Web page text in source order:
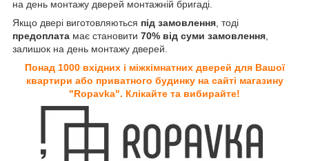
на день монтажу дверей монтажній бригаді.
Якщо двері виготовляються під замовлення , тоді
предоплата має становити 70% від суми замовлення
залишок на день монтажу дверей.
Понад 1000 вхідних і міжкімнатних дверей для Вашої
квартири або приватного будинку на сайті магазину
"Ropavka". Клікайте та вибирайте!